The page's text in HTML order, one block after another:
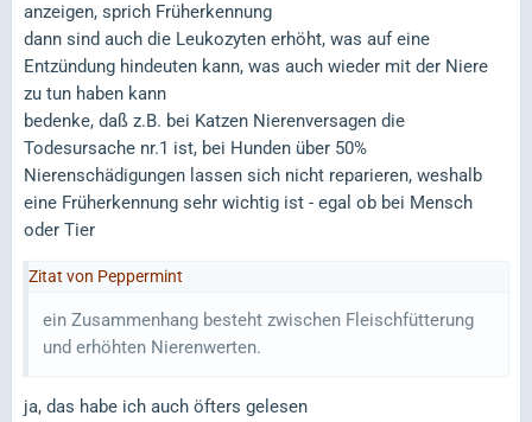
anzeigen, sprich Früherkennung
dann sind auch die Leukozyten erhöht, was auf eine
Entzündung hindeuten kann, was auch wieder mit der Niere
zu tun haben kann
bedenke, daß z.B. bei Katzen Nierenversagen die
Todesursache nr.1 ist, bei Hunden über 50%
Nierenschädigungen lassen sich nicht reparieren, weshalb
eine Früherkennung sehr wichtig ist - egal ob bei Mensch
oder Tier
Zitat von Peppermint
ein Zusammenhang besteht zwischen Fleischfütterung
und erhöhten Nierenwerten.
ja, das habe ich auch öfters gelesen